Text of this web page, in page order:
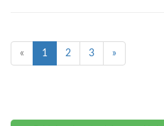
« 1 2 3 »